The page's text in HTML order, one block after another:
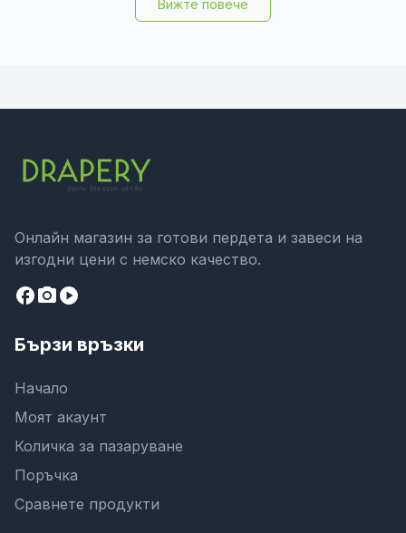
Вижте повече
Онлайн магазин за готови пердета и завеси на
изгодни цени с немско качество.
facebookcamera_altplay_circle
Бързи връзки
Начало
Моят акаунт
Количка за пазаруване
Поръчка
Сравнете продукти